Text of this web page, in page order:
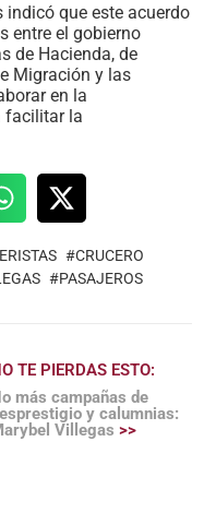
indicó que este acuerdo
entre el gobierno
de Hacienda, de
Migración y las
en la
facilitar la
CRUCERO
PASAJEROS
TE PIERDAS ESTO:
más campañas de
y calumnias:
Villegas >>